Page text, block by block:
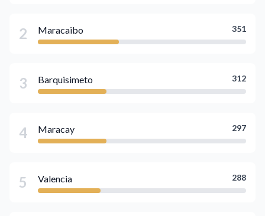
2 Maracaibo 351
3 Barquisimeto 312
4 Maracay 297
5 Valencia 288